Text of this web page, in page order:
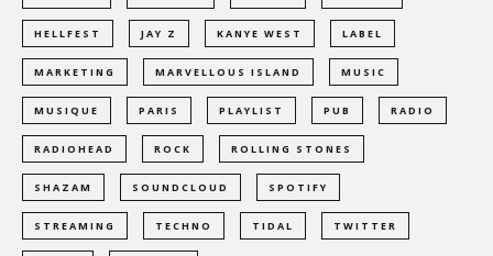
HELLFEST JAY Z KANYE WEST LABEL
MARKETING MARVELLOUS ISLAND MUSIC
MUSIQUE PARIS PLAYLIST PUB RADIO
RADIOHEAD ROCK ROLLING STONES
SHAZAM SOUNDCLOUD SPOTIFY
STREAMING TECHNO TIDAL TWITTER